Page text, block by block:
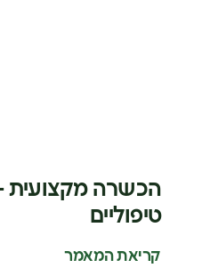
הכשרה מקצועית
טיפוליים
קריאת המאמר